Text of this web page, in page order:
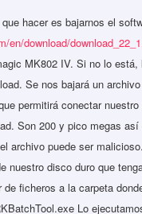
hacer es bajarnos el
en/download/
MK802 IV. Si no lo
Se nos bajará un
permitirá conectar
Son 200 y pico megas
archivo puede ser
nuestro disco duro que
de ficheros a la carpeta
Lo